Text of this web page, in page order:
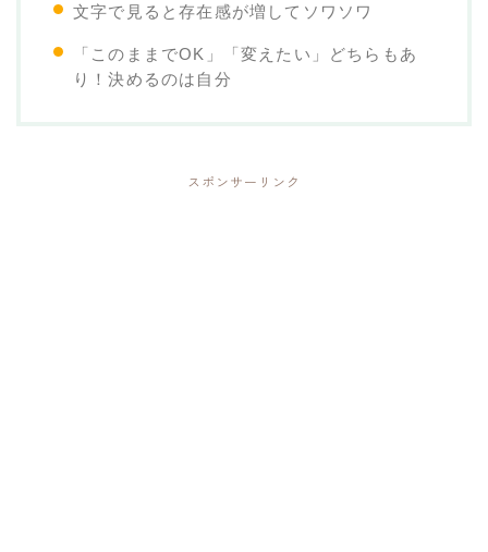
文字で見ると存在感が増してソワソワ
「このままでOK」「変えたい」どちらもあ
り！決めるのは自分
スポンサーリンク